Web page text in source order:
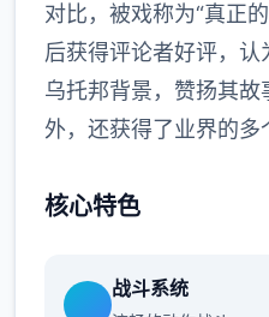
对比，被戏称为“真正
后获得评论者好评，
乌托邦背景，赞扬其
外，还获得了业界的多
核心特色
战斗系统